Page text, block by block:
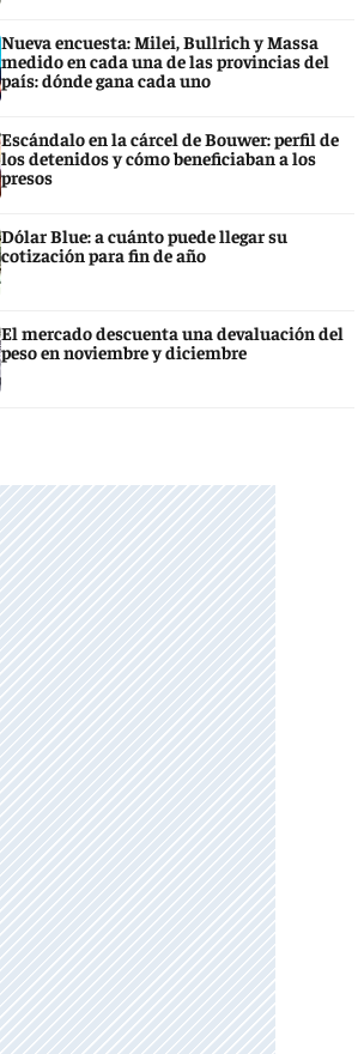
Nueva encuesta: Milei, Bullrich y Massa
medido en cada una de las provincias del
país: dónde gana cada uno
Escándalo en la cárcel de Bouwer: perfil de
los detenidos y cómo beneficiaban a los
presos
Dólar Blue: a cuánto puede llegar su
cotización para fin de año
El mercado descuenta una devaluación del
peso en noviembre y diciembre